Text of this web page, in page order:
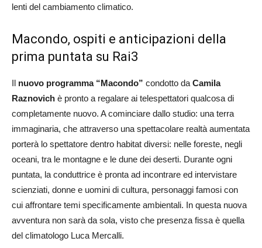
lenti del cambiamento climatico.
Macondo, ospiti e anticipazioni della
prima puntata su Rai3
Il nuovo programma “Macondo” condotto da Camila
Raznovich è pronto a regalare ai telespettatori qualcosa di
completamente nuovo. A cominciare dallo studio: una terra
immaginaria, che attraverso una spettacolare realtà aumentata
porterà lo spettatore dentro habitat diversi: nelle foreste, negli
oceani, tra le montagne e le dune dei deserti. Durante ogni
puntata, la conduttrice è pronta ad incontrare ed intervistare
scienziati, donne e uomini di cultura, personaggi famosi con
cui affrontare temi specificamente ambientali. In questa nuova
avventura non sarà da sola, visto che presenza fissa è quella
del climatologo Luca Mercalli.